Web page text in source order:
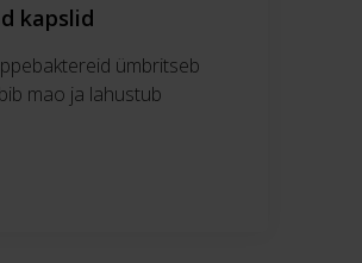
kapslid
ümbritseb
mao ja lahustub